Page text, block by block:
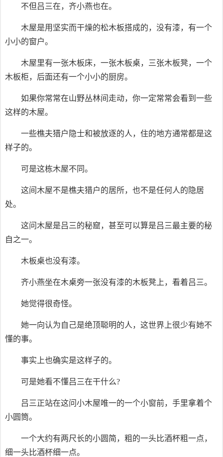
不但吕三在，齐小燕也在。
木屋是用坚实而干燥的松木板搭成的，没有漆，有一个
小小的窗户。
木屋里有一张木板床，一张木板桌，三张木板凳，一个
木板柜，后面还有一个小小的厨房。
如果你常常在山野丛林间走动，你一定常常会看到一些
这样的木屋。
一些樵夫猎户隐士和被放逐的人，住的地方通常都是这
样子的。
可是这栋木屋不同。
这间木屋不是樵夫猎户的居所，也不是任何人的隐居
处。
这问木屋是吕三的秘窟，甚至可以算是吕三最主要的秘
自之一。
木板桌也没有漆。
齐小燕坐在木桌旁一张没有漆的木板凳上，看着吕三。
她觉得很奇怪。
她一向认为自己是绝顶聪明的人，这世界上很少有她不
懂的事。
事实上也确实是这样子的。
可是她看不懂吕三在干什么?
吕三正站在这问小木屋唯一的一个小窗前，手里拿着个
小圆筒。
一个大约有两尺长的小圆简，粗的一头比酒杯粗一点，
细一头比酒杯细一点。